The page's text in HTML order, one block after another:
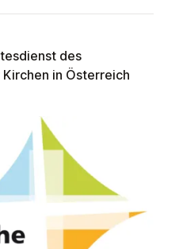
des
in Österreich